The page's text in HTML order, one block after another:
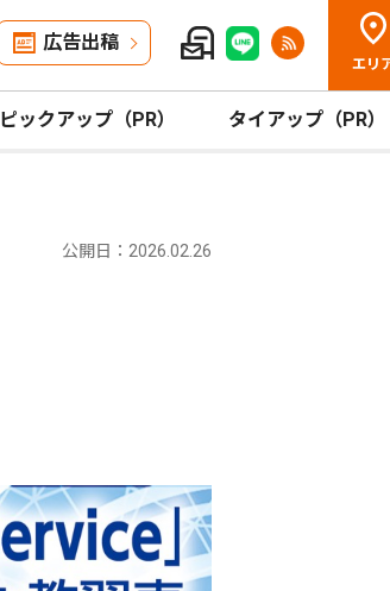
広告出稿
エリ
ピックアップ（PR） タイアップ（PR）
公開日：2026.02.26